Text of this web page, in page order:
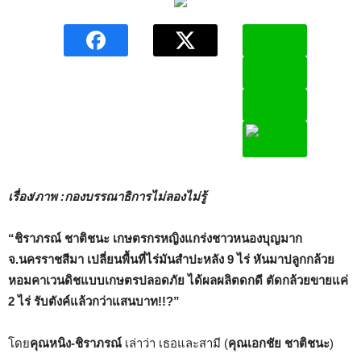
เรื่อง/ภาพ :กองบรรณาธิการไม่ลองไม่รู้
“ชิราภรณ์ ชาติชนะ เกษตรกรหญิงแกร่งชาวหนองบุญมาก
จ.นครราชสีมา เปลี่ยนพื้นที่ไร่มันสำปะหลัง 9 ไร่ หันมาปลูกกล้วย
หอมคาเวนดิชแบบเกษตรปลอดภัย ได้ผลผลิตดกดี ตัดกล้วยขายแค่
2 ไร่ รับตังค์แล้วกว่าแสนบาท!!?”
โดยคุณหนิง-ชิราภรณ์ เล่าว่า เธอและสามี (คุณเอกชัย ชาติชนะ)